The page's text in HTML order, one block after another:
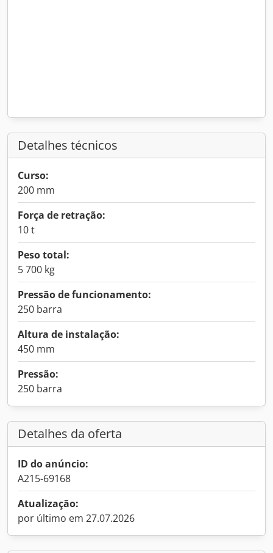
Detalhes técnicos
Curso:
200 mm
Força de retração:
10 t
Peso total:
5 700 kg
Pressão de funcionamento:
250 barra
Altura de instalação:
450 mm
Pressão:
250 barra
Detalhes da oferta
ID do anúncio:
A215-69168
Atualização:
por último em 27.07.2026